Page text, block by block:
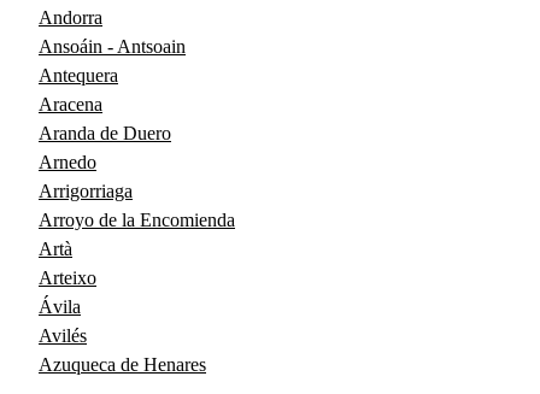
Andorra
Ansoáin - Antsoain
Antequera
Aracena
Aranda de Duero
Arnedo
Arrigorriaga
Arroyo de la Encomienda
Artà
Arteixo
Ávila
Avilés
Azuqueca de Henares